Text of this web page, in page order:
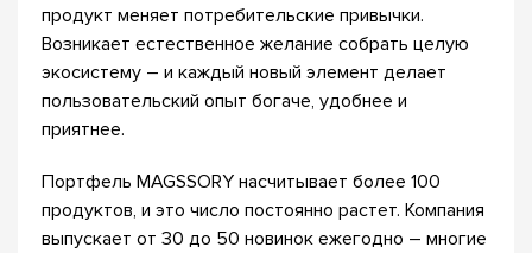
продукт меняет потребительские привычки.
Возникает естественное желание собрать целую
экосистему – и каждый новый элемент делает
пользовательский опыт богаче, удобнее и
приятнее.
Портфель MAGSSORY насчитывает более 100
продуктов, и это число постоянно растет. Компания
выпускает от 30 до 50 новинок ежегодно – многие